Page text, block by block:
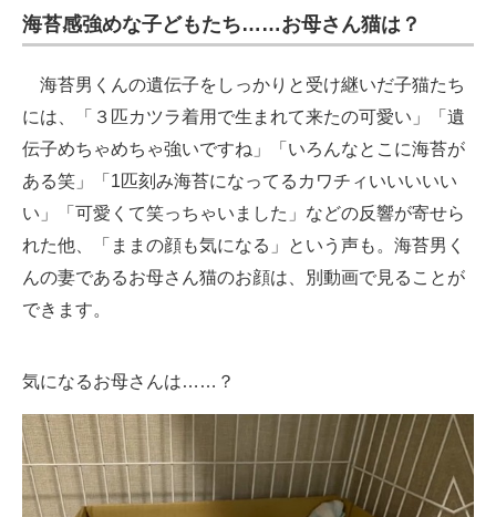
海苔感強めな子どもたち……お母さん猫は？
海苔男くんの遺伝子をしっかりと受け継いだ子猫たち
には、「３匹カツラ着用で生まれて来たの可愛い」「遺
伝子めちゃめちゃ強いですね」「いろんなとこに海苔が
ある笑」「1匹刻み海苔になってるカワチィいいいいい
い」「可愛くて笑っちゃいました」などの反響が寄せら
れた他、「ままの顔も気になる」という声も。海苔男く
んの妻であるお母さん猫のお顔は、別動画で見ることが
できます。
気になるお母さんは……？